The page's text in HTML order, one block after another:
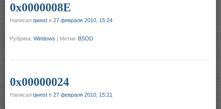
0x0000008E
Написал qwest в 27 февраля 2010, 15:24
Рубрика: Windows | Метки: BSOD
0x00000024
Написал qwest в 27 февраля 2010, 15:21